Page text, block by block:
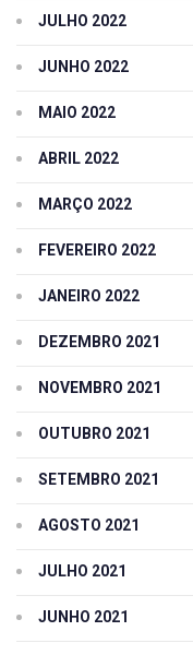
JULHO 2022
JUNHO 2022
MAIO 2022
ABRIL 2022
MARÇO 2022
FEVEREIRO 2022
JANEIRO 2022
DEZEMBRO 2021
NOVEMBRO 2021
OUTUBRO 2021
SETEMBRO 2021
AGOSTO 2021
JULHO 2021
JUNHO 2021